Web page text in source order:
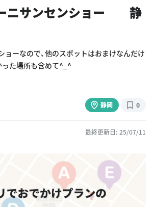
ニサンセンショー 静
ョーなので、他のスポットはおまけなんだけ
った場所も含めて^_^
静岡 0
最終更新日: 25/07/11